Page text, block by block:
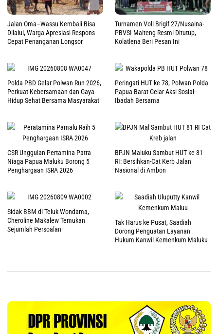
Jalan Oma–Wassu Kembali Bisa
Dilalui, Warga Apresiasi Respons
Cepat Penanganan Longsor
Turnamen Voli Brigif 27/Nusaina-
PBVSI Malteng Resmi Ditutup,
Kolatlena Beri Pesan Ini
Polda PBD Gelar Polwan Run 2026,
Perkuat Kebersamaan dan Gaya
Hidup Sehat Bersama Masyarakat
Peringati HUT ke 78, Polwan Polda
Papua Barat Gelar Aksi Sosial-
Ibadah Bersama
CSR Unggulan Pertamina Patra
Niaga Papua Maluku Borong 5
Penghargaan ISRA 2026
BPJN Maluku Sambut HUT ke 81
RI: Bersihkan-Cat Kerb Jalan
Nasional di Ambon
Sidak BBM di Teluk Wondama,
Cheroline Makalew Temukan
Sejumlah Persoalan
Tak Harus ke Pusat, Saadiah
Dorong Penguatan Layanan
Hukum Kanwil Kemenkum Maluku